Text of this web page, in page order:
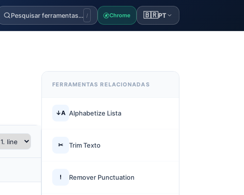
Pesquisar ferramentas… / Chrome 🇧🇷PT
FERRAMENTAS RELACIONADAS
↓A Alphabetize Lista
✂ Trim Texto
! Remover Punctuation